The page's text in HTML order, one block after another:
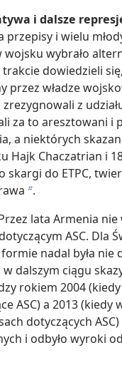
i dalsze
przepisy i wielu
wojsku wybrało
trakcie dowiedzieli
przez władze
z
za to aresztowani i
a niektórych
Hajk Chaczatrian i
skargi do ETPC,
b.
lata Armenia nie
ASC. Dla
nadal była nie
dalszym ciągu
rokiem 2004
ASC) a 2013 (kiedy
dotyczących ASC)
i odbyło wyroki